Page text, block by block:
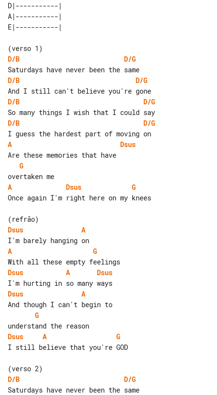
D|-----------|
A|-----------|
D/B
D/G
D/B
D/G
D/B
D/G
D/B
D/G
A
Dsus
G
A
Dsus
G
Once again I'm right here on my knees
Dsus
A
A
G
Dsus
A
Dsus
Dsus
A
G
Dsus
A
G
I still believe that you're GOD
D/B
D/G